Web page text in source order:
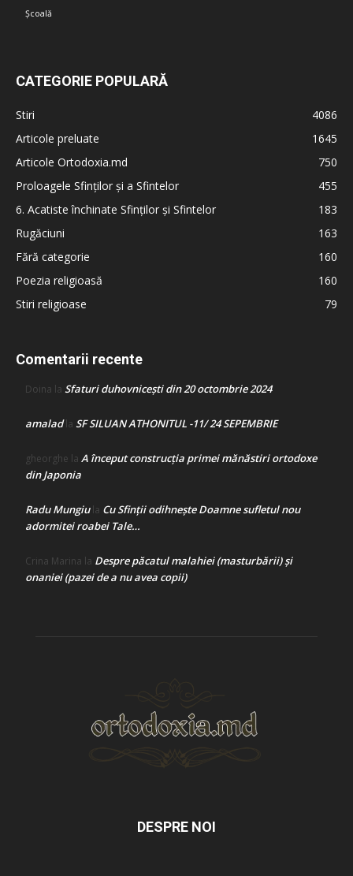
Școală
CATEGORIE POPULARĂ
Stiri
4086
Articole preluate
1645
Articole Ortodoxia.md
750
Proloagele Sfinților și a Sfintelor
455
6. Acatiste închinate Sfinților și Sfintelor
183
Rugăciuni
163
Fără categorie
160
Poezia religioasă
160
Stiri religioase
79
Comentarii recente
Doina la Sfaturi duhovnicești din 20 octombrie 2024
amaladla SF SILUAN ATHONITUL -11/ 24 SEPEMBRIE
gheorghe la A început construcţia primei mănăstiri ortodoxe
din Japonia
Radu Mungiula Cu Sfinții odihnește Doamne sufletul nou
adormitei roabei Tale…
Crina Marina la Despre păcatul malahiei (masturbării) şi
onaniei (pazei de a nu avea copii)
DESPRE NOI